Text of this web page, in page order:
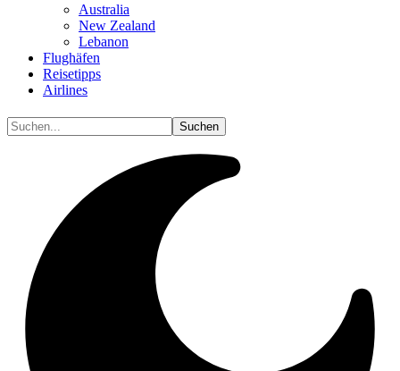
Australia
New Zealand
Lebanon
Flughäfen
Reisetipps
Airlines